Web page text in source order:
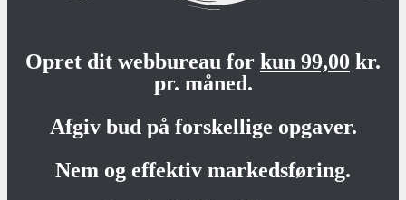
Opret dit webbureau for kun 99,00 kr.
pr. måned.
Afgiv bud på forskellige opgaver.
Nem og effektiv markedsføring.